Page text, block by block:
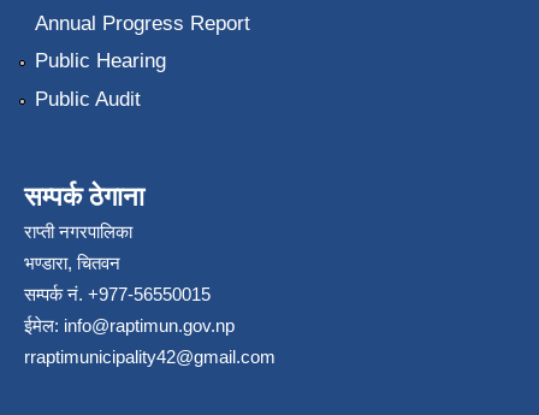
Annual Progress Report
Public Hearing
Public Audit
सम्पर्क ठेगाना
राप्ती नगरपालिका
भण्डारा, चितवन
सम्पर्क नं. +977-56550015
ईमेल: info@raptimun.gov.np
rraptimunicipality42@gmail.com